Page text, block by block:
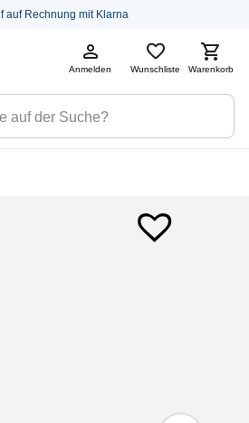
auf Rechnung mit Klarna
Anmelden Wunschliste Warenkorb